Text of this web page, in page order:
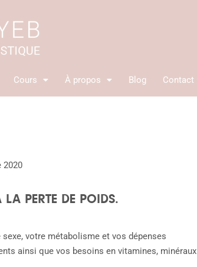
Cours À propos Blog Contact
2020
PERTE DE POIDS.
votre métabolisme et vos dépenses
ainsi que vos besoins en vitamines, minéraux